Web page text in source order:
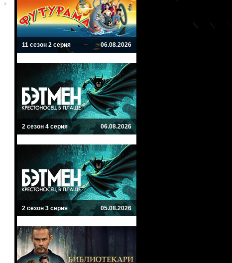
11 сезон 2 серия 06.08.2026
2 сезон 4 серия 06.08.2026
2 сезон 3 серия 05.08.2026